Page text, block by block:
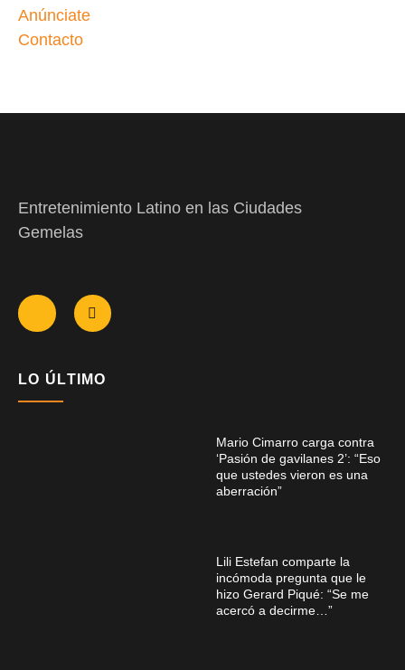
Anúnciate
Contacto
Entretenimiento Latino en las Ciudades
Gemelas
LO ÚLTIMO
Mario Cimarro carga contra
‘Pasión de gavilanes 2’: “Eso
que ustedes vieron es una
aberración”
Lili Estefan comparte la
incómoda pregunta que le
hizo Gerard Piqué: “Se me
acercó a decirme…”